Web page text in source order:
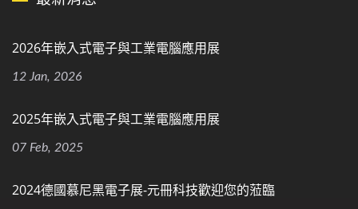
2026年嵌入式電子與工業電腦應用展
12 Jan, 2026
2025年嵌入式電子與工業電腦應用展
07 Feb, 2025
2024德國慕尼黑電子展-元冊科技歡迎您的蒞臨